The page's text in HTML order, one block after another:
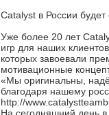
Catalyst в России
Уже более 20 лет
игр для наших
которых завоевали
мотивационные
«Мы оригинальны,
благодаря нашему
http://